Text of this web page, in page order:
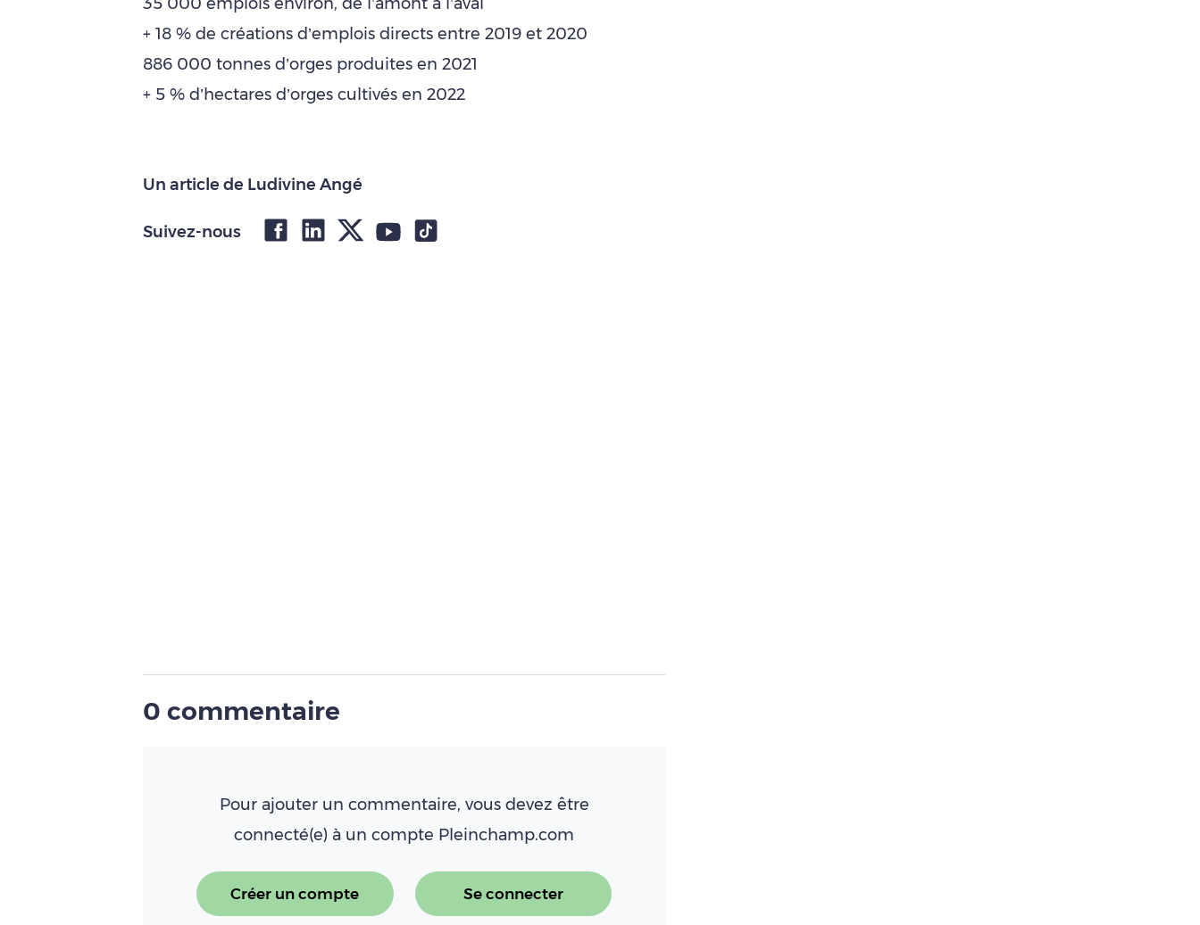
+ 18 % de créations d’emplois directs entre 2019 et 2020
886 000 tonnes d’orges produites en 2021
+ 5 % d’hectares d’orges cultivés en 2022
Un article de Ludivine Angé
Suivez-nous
0 commentaire
Pour ajouter un commentaire, vous devez être
connecté(e) à un compte Pleinchamp.com
Créer un compte Se connecter